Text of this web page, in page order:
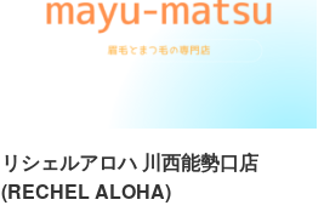
リシェルアロハ 川西能勢口店
(RECHEL ALOHA)